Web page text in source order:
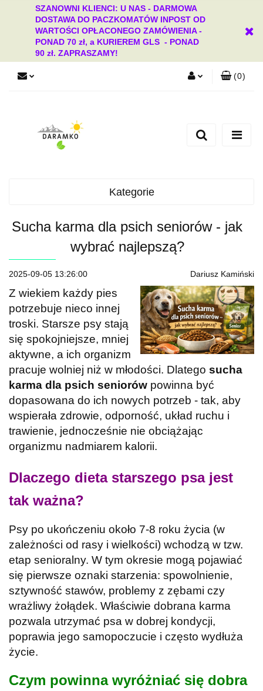
SZANOWNI KLIENCI: U NAS - DARMOWA
DOSTAWA DO PACZKOMATÓW INPOST OD
WARTOŚCI OPŁACONEGO ZAMÓWIENIA -
PONAD 70 zł, a KURIEREM GLS - PONAD
90 zł. ZAPRASZAMY!
Dodaj zgłoszenie
(0)
Kategorie
Sucha karma dla psich seniorów - jak
wybrać najlepszą?
2025-09-05 13:26:00 Dariusz Kamiński
Z wiekiem każdy pies
potrzebuje nieco innej
troski. Starsze psy stają
się spokojniejsze, mniej
aktywne, a ich organizm
pracuje wolniej niż w młodości. Dlatego sucha
karma dla psich seniorów powinna być
dopasowana do ich nowych potrzeb - tak, aby
wspierała zdrowie, odporność, układ ruchu i
trawienie, jednocześnie nie obciążając
organizmu nadmiarem kalorii.
Dlaczego dieta starszego psa jest
tak ważna?
Psy po ukończeniu około 7-8 roku życia (w
zależności od rasy i wielkości) wchodzą w tzw.
etap senioralny. W tym okresie mogą pojawiać
się pierwsze oznaki starzenia: spowolnienie,
sztywność stawów, problemy z zębami czy
wrażliwy żołądek. Właściwie dobrana karma
pozwala utrzymać psa w dobrej kondycji,
poprawia jego samopoczucie i często wydłuża
życie.
Czym powinna wyróżniać się dobra